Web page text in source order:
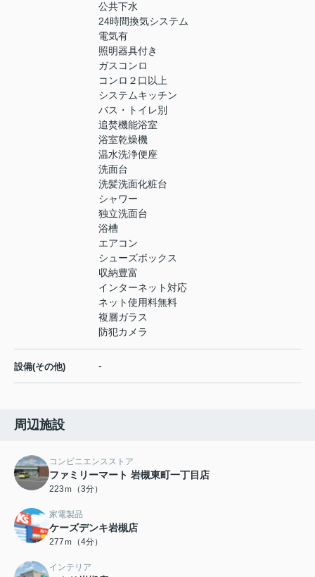
公共下水
24時間換気システム
電気有
照明器具付き
ガスコンロ
コンロ２口以上
システムキッチン
バス・トイレ別
追焚機能浴室
浴室乾燥機
温水洗浄便座
洗面台
洗髪洗面化粧台
シャワー
独立洗面台
浴槽
エアコン
シューズボックス
収納豊富
インターネット対応
ネット使用料無料
複層ガラス
防犯カメラ
設備(その他) -
周辺施設
コンビニエンスストア
ファミリーマート 岩槻東町一丁目店
223ｍ（3分）
家電製品
ケーズデンキ岩槻店
277ｍ（4分）
インテリア